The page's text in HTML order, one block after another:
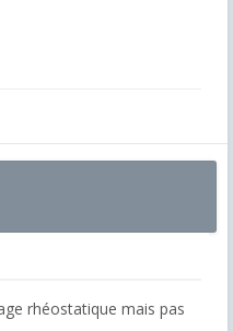
rhéostatique mais pas